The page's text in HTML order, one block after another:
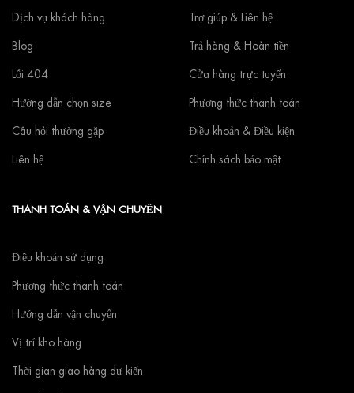
Dịch vụ khách hàng
Blog
Lỗi 404
Hướng dẫn chọn size
Câu hỏi thường gặp
Liên hệ
Trợ giúp & Liên hệ
Trả hàng & Hoàn tiền
Cửa hàng trực tuyến
Phương thức thanh toán
Điều khoản & Điều kiện
Chính sách bảo mật
THANH TOÁN & VẬN CHUYỂN
Điều khoản sử dụng
Phương thức thanh toán
Hướng dẫn vận chuyển
Vị trí kho hàng
Thời gian giao hàng dự kiến